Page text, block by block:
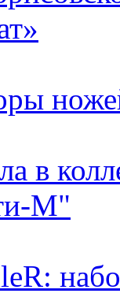
в
М"